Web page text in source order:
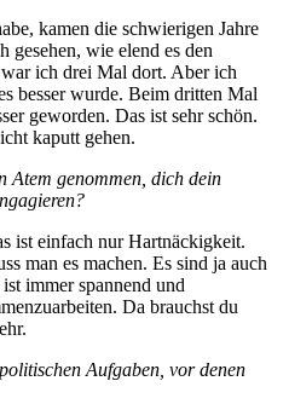
kamen die schwierigen Jahre
wie elend es den
ich drei Mal dort. Aber ich
besser wurde. Beim dritten Mal
geworden. Das ist sehr schön.
kaputt gehen.
Atem genommen, dich dein
ist einfach nur Hartnäckigkeit.
man es machen. Es sind ja auch
immer spannend und
Da brauchst du
Aufgaben, vor denen